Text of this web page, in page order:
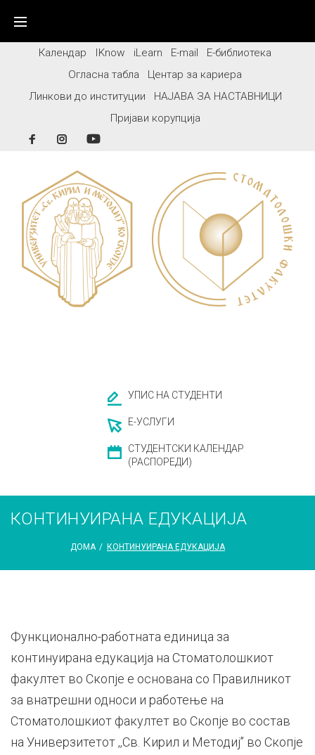
contentКалендар IKnow iLearn E-mail
Е-библиотека
Огласна табла
Центар за кариера
Линкови до институции
НАЈАВА ЗА НАСТАВНИЦИ
Пријави корупција
FacebookInstagram
УПИС НА СТУДЕНТИ
Е-УСЛУГИ
СТУДЕНТСКИ КАЛЕНДАР
(РАСПОРЕДИ)
КОНТИНУИРАНА ЕДУКАЦИЈА
ДОМА / КОНТИНУИРАНА ЕДУКАЦИЈА
Континуирана
едукација
Функционално-работната единица за
континуирана едукација на Стоматолошкиот
факултет во Скопје е основана со Правилникот
за внатрешни односи и работење на
Стоматолошкиот факултет во Скопје во состав
на Универзитетот ,,Св. Кирил и Методиј’’ во Скопје